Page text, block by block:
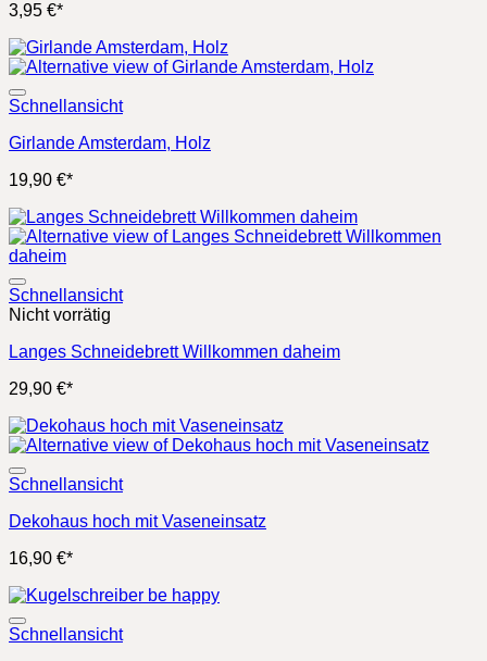
3,95 €*
Schnellansicht
Girlande Amsterdam, Holz
19,90 €*
Schnellansicht
Nicht vorrätig
Langes Schneidebrett Willkommen daheim
29,90 €*
Schnellansicht
Dekohaus hoch mit Vaseneinsatz
16,90 €*
Schnellansicht